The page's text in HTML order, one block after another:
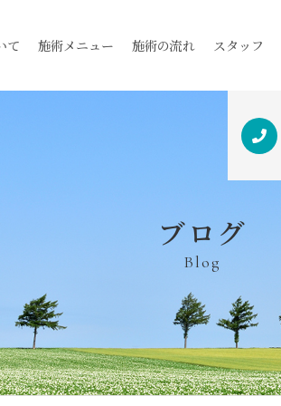
て 施術メニュー 施術の流れ スタッフ
ブログ
Blog